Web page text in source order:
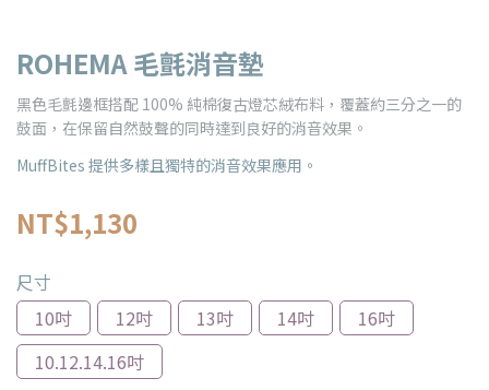
ROHEMA 毛氈消音墊
黑色毛氈邊框搭配 100% 純棉復古燈芯絨布料，覆蓋約三分之一的
鼓面，在保留自然鼓聲的同時達到良好的消音效果。
MuffBites 提供多樣且獨特的消音效果應用。
NT$1,130
尺寸
10吋
12吋 13吋 14吋
16吋
10.12.14.16吋